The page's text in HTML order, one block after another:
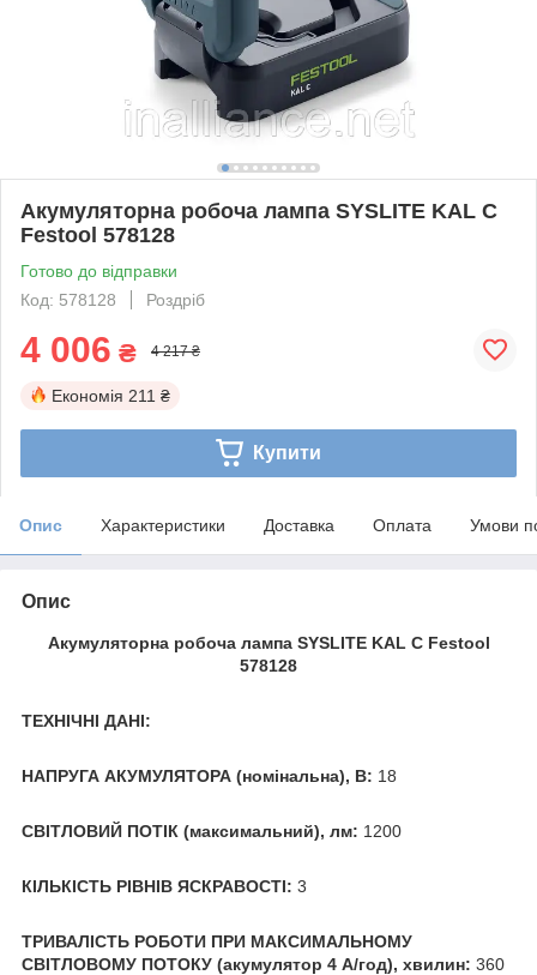
Акумуляторна робоча лампа SYSLITE KAL C
Festool 578128
Готово до відправки
Код: 578128
Роздріб
4 006 ₴ 4 217 ₴
Економія 211 ₴
Купити
Опис Характеристики Доставка Оплата Умови
Опис
Акумуляторна робоча лампа SYSLITE KAL C Festool
578128
ТЕХНІЧНІ ДАНІ:
НАПРУГА АКУМУЛЯТОРА (номінальна), В: 18
СВІТЛОВИЙ ПОТІК (максимальний), лм: 1200
КІЛЬКІСТЬ РІВНІВ ЯСКРАВОСТІ: 3
ТРИВАЛІСТЬ РОБОТИ ПРИ МАКСИМАЛЬНОМУ
СВІТЛОВОМУ ПОТОКУ (акумулятор 4 A/год), хвилин: 360